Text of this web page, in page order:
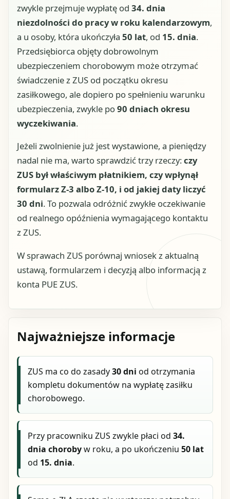
zwykle przejmuje wypłatę od 34. dnia
niezdolności do pracy w roku kalendarzowym,
a u osoby, która ukończyła 50 lat, od 15. dnia.
Przedsiębiorca objęty dobrowolnym
ubezpieczeniem chorobowym może otrzymać
świadczenie z ZUS od początku okresu
zasiłkowego, ale dopiero po spełnieniu warunku
ubezpieczenia, zwykle po90 dniach okresu
wyczekiwania.
Jeżeli zwolnienie już jest wystawione, a pieniędzy
nadal nie ma, warto sprawdzić trzy rzeczy:czy
ZUS był właściwym płatnikiem, czy wpłynął
formularz Z-3 albo Z-10, i od jakiej daty liczyć
30 dni. To pozwala odróżnić zwykłe oczekiwanie
od realnego opóźnienia wymagającego kontaktu
z ZUS.
W sprawach ZUS porównaj wniosek z aktualną
ustawą, formularzem i decyzją albo informacją z
konta PUE ZUS.
Najważniejsze informacje
ZUS ma co do zasady30 dni od otrzymania
kompletu dokumentów na wypłatę zasiłku
chorobowego.
Przy pracowniku ZUS zwykle płaci od34.
dnia chorobyw roku, a po ukończeniu50 lat
od 15. dnia.